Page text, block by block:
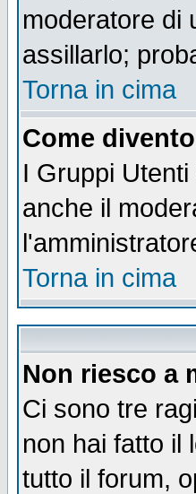
moderatore di
assillarlo;
Torna in cima
Come
I Gruppi
anche il
Torna in cima
Non riesco a
Ci sono tre
non hai fatto il
tutto il forum,